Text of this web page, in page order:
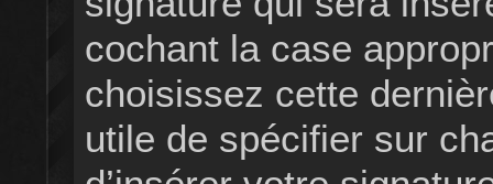
cochant la case
choisissez cette
utile de spécifier sur